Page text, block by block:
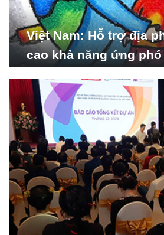
Việt Nam: Hỗ trợ địa
cao khả năng ứng